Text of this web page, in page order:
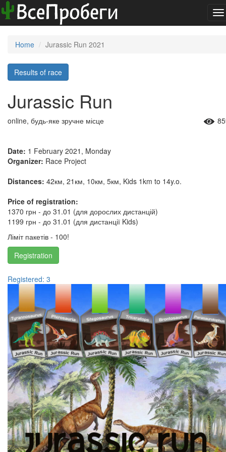
Home Jurassic Run 2021
Results of race
Jurassic Run
online, будь-яке зручне місце
Date: 1 February 2021, Monday
Organizer: Race Project
Distances: 42км, 21км, 10км, 5км, Kids 1km to 14y.o.
Price of registration:
1370 грн - до 31.01 (для дорослих дистанцій)
1199 грн - до 31.01 (для дистанції Kids)
Ліміт пакетів - 100!
Registration
Registered: 3